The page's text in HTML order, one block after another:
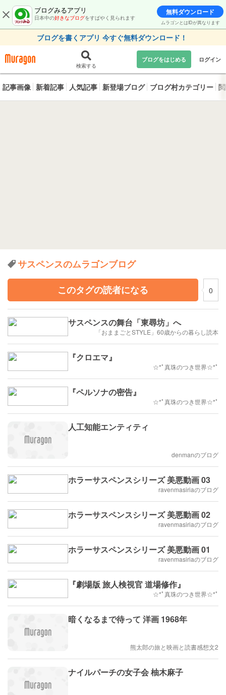
ブログみるアプリ
日本中の好きなブログをすばやく見られます
無料ダウンロード
ムラゴンとはIDが異なります
ブログを書くアプリ 今すぐ無料ダウンロード！
検索する
ブログをはじめる ログイン
記事画像 新着記事 人気記事 新登場ブログ ブログ村カテゴリー
サスペンスのムラゴンブログ
このタグの読者になる
0
サスペンスの舞台「東尋坊」へ
「おままごとSTYLE」60歳からの暮らし読本
『クロエマ』
☆*ﾟ真珠のつき世界☆*ﾟ
『ペルソナの密告』
☆*ﾟ真珠のつき世界☆*ﾟ
人工知能エンティティ
denmanのブログ
ホラーサスペンスシリーズ 美悪動画 03
ravenmasiriaのブログ
ホラーサスペンスシリーズ 美悪動画 02
ravenmasiriaのブログ
ホラーサスペンスシリーズ 美悪動画 01
ravenmasiriaのブログ
『劇場版 旅人検視官 道場修作』
☆*ﾟ真珠のつき世界☆*ﾟ
暗くなるまで待って 洋画 1968年
熊太郎の旅と映画と読書感想文2
ナイルパーチの女子会 柚木麻子